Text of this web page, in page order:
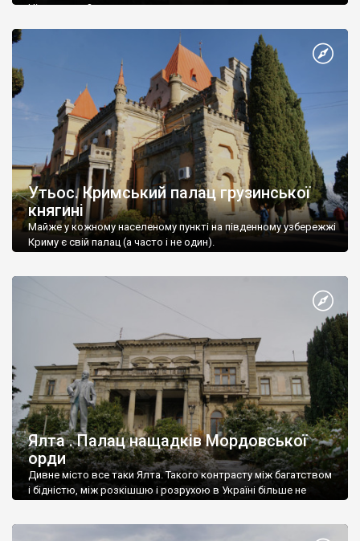
Ніжин греки?
Утьос. Кримський палац грузинської
княгині
Майже у кожному населеному пункті на південному узбережжі
Криму є свій палац (а часто і не один).
Ялта . Палац нащадків Мордовської
орди
Дивне місто все таки Ялта. Такого контрасту між багатством
і бідністю, між розкішшю і розрухою в Україні більше не